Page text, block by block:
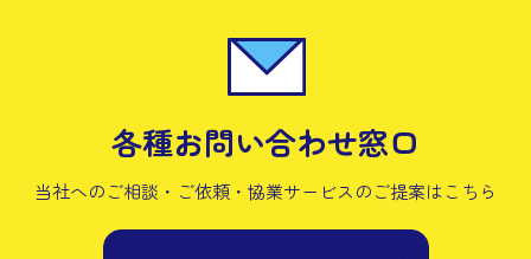
各種お問い合わせ窓口
当社へのご相談・ご依頼・協業サービスのご提案はこちら